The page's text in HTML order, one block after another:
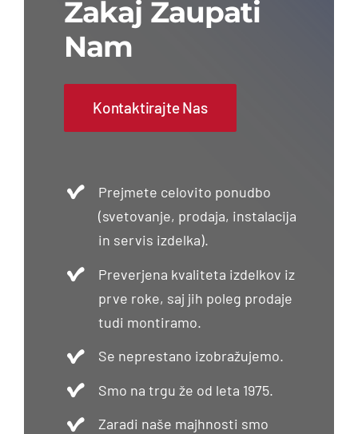
Zakaj Zaupati
Nam
Kontaktirajte Nas
Prejmete celovito ponudbo
(svetovanje, prodaja, instalacija
in servis izdelka).
Preverjena kvaliteta izdelkov iz
prve roke, saj jih poleg prodaje
tudi montiramo.
Se neprestano izobražujemo.
Smo na trgu že od leta 1975.
Zaradi naše majhnosti smo